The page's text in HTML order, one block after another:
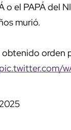
o el PAPÁ del
murió.
orden
pic.twitter.com/